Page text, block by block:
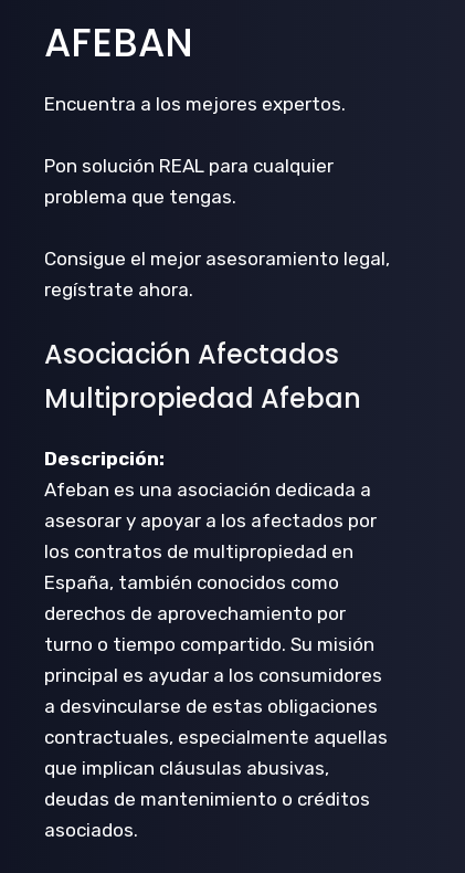
AFEBAN
Encuentra a los mejores expertos.
Pon solución REAL para cualquier
problema que tengas.
Consigue el mejor asesoramiento legal,
regístrate ahora.
Asociación Afectados
Multipropiedad Afeban
Descripción:
Afeban es una asociación dedicada a
asesorar y apoyar a los afectados por
los contratos de multipropiedad en
España, también conocidos como
derechos de aprovechamiento por
turno o tiempo compartido. Su misión
principal es ayudar a los consumidores
a desvincularse de estas obligaciones
contractuales, especialmente aquellas
que implican cláusulas abusivas,
deudas de mantenimiento o créditos
asociados.